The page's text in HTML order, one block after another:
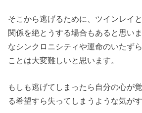
そこから逃げるために、ツインレイ
関係を絶とうする場合もあると思い
なシンクロニシティや運命のいたず
ことは大変難しいと思います。
もしも逃げてしまったら自分の心が
る希望すら失ってしまうような気が